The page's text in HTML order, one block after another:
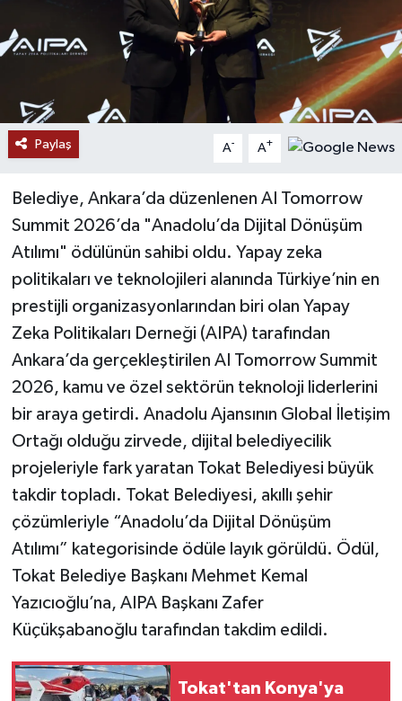
Paylaş A- A+
Belediye, Ankara’da düzenlenen AI Tomorrow
Summit 2026’da "Anadolu’da Dijital Dönüşüm
Atılımı" ödülünün sahibi oldu. Yapay zeka
politikaları ve teknolojileri alanında Türkiye’nin en
prestijli organizasyonlarından biri olan Yapay
Zeka Politikaları Derneği (AIPA) tarafından
Ankara’da gerçekleştirilen AI Tomorrow Summit
2026, kamu ve özel sektörün teknoloji liderlerini
bir araya getirdi. Anadolu Ajansının Global İletişim
Ortağı olduğu zirvede, dijital belediyecilik
projeleriyle fark yaratan Tokat Belediyesi büyük
takdir topladı. Tokat Belediyesi, akıllı şehir
çözümleriyle “Anadolu’da Dijital Dönüşüm
Atılımı” kategorisinde ödüle layık görüldü. Ödül,
Tokat Belediye Başkanı Mehmet Kemal
Yazıcıoğlu’na, AIPA Başkanı Zafer
Küçükşabanoğlu tarafından takdim edildi.
Tokat'tan Konya'ya